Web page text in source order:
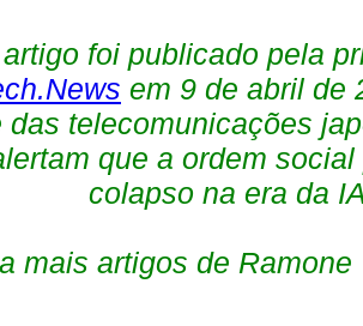
foi publicado pela
em 9 de abril de
das telecomunicações
que a ordem
colapso na era da
mais artigos de